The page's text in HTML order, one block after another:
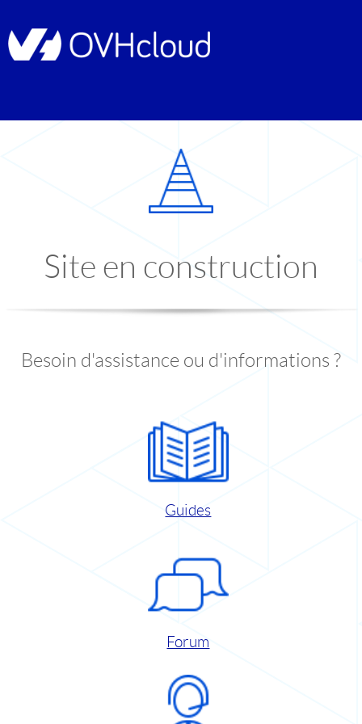
Site en construction
Besoin d'assistance ou d'informations ?
Guides
Forum